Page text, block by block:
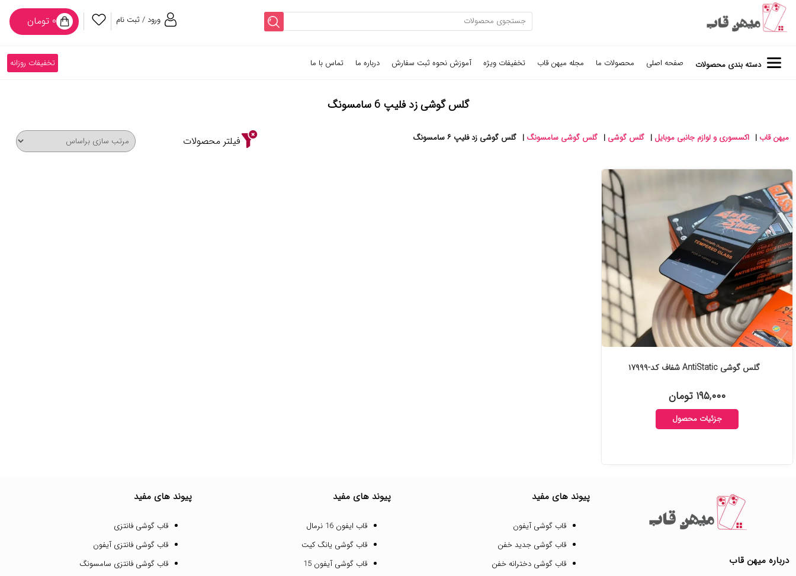
ورود / ثبت نام ۰ تومان
دسته بندی محصولات صفحه اصلی محصولات ما مجله میهن قاب تخفیفات ویژه آموزش نحوه ثبت سفارش درباره ما تماس با ما تخفیفات روزانه
گلس گوشی زد فلیپ 6 سامسونگ
میهن قاب | اکسسوری و لوازم جانبی موبایل | گلس گوشی | گلس گوشی سامسونگ | گلس گوشی زد فلیپ ۶ سامسونگ فیلتر محصولات
گلس گوشی AntiStatic شفاف کد-۱۷۹۹۹
۱۹۵,۰۰۰ تومان
جزئیات محصول
درباره میهن قاب
پیوند های مفید
قاب گوشی آیفون
قاب گوشی جدید خفن
قاب گوشی دخترانه خفن
پیوند های مفید
قاب ایفون 16 نرمال
قاب گوشی یانگ کیت
قاب گوشی آیفون 15
پیوند های مفید
قاب گوشی فانتزی
قاب گوشی فانتزی آیفون
قاب گوشی فانتزی سامسونگ